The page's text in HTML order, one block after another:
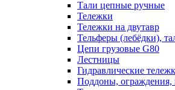
Тали цепные ручные
Тележки
Тележки на двутавр
Тельферы (лебёдки),
Цепи грузовые G80
Лестницы
Гидравлические
Поддоны,